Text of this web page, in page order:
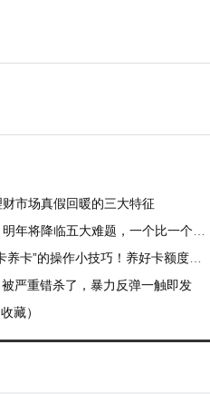
市场真假回暖的三大特征
将降临五大难题，一个比一个闹心！
小技巧！养好卡额度从6000涨到20W不是梦
严重错杀了，暴力反弹一触即发
藏）